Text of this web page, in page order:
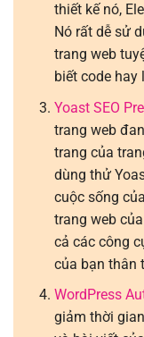
thiết kế nó,
Nó rất dễ sử
trang web
biết code hay
Yoast SEO
trang web
trang của
dùng thử
cuộc sống
trang web
cả các công
của bạn thân
WordPress
giảm thời